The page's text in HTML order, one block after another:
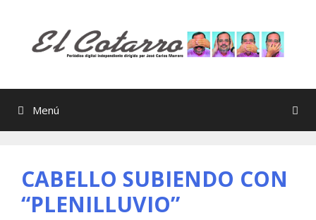
contenido
Menú
CABELLO SUBIENDO CON
“PLENILLUVIO”